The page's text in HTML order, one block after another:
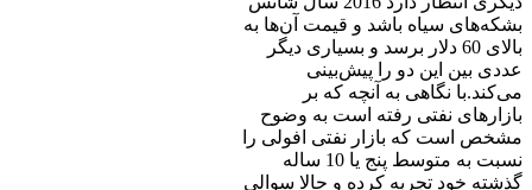
بشکه‌های سیاه باشد و قیمت آن‌ها به
بالای 60 دلار برسد و بسیاری دیگر
عددی بین این دو را پیش‌بینی
می‌کند.با نگاهی به آنچه که بر
بازارهای نفتی رفته است به وضوح
مشخص است که بازار نفتی افولی را
نسبت به متوسط پنج یا 10 ساله
گذشته خود تجربه کرده و حالا سوالی